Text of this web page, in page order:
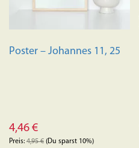
Poster – Johannes 11, 25
4,46 €
Preis: 4,95€ (Du sparst 10%)